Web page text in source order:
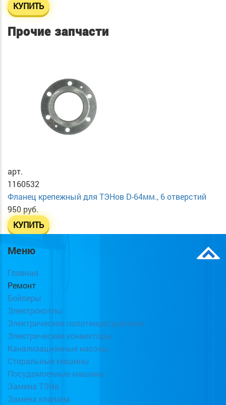
КУПИТЬ
Прочие запчасти
арт.
1160532
Фланец крепежный для ТЭНов D-64мм., 6 отверстий
950 руб.
КУПИТЬ
Меню
Главная
Ремонт
Бойлеры
Электрокотлы
Электрические полотенцесушители
Электрические конвекторы
Канализационные насосы
Стиральные машины
Посудомоечные машины
Замена ТЭНа
Замена клапана